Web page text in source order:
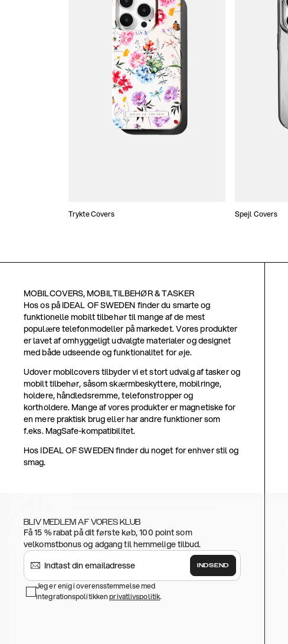
Trykte Covers Spejl Covers
MOBILCOVERS, MOBILTILBEHØR & TASKER
Hos os på IDEAL OF SWEDEN finder du smarte og
funktionelle mobilt tilbehør til mange af de mest
populære telefonmodeller på markedet. Vores produkter
er lavet af omhyggeligt udvalgte materialer og designet
med både udseende og funktionalitet for øje.
Udover mobilcovers tilbyder vi et stort udvalg af tasker og
mobilt tilbehør, såsom skærmbeskyttere, mobilringe,
holdere, håndledsremme, telefonstropper og
kortholdere. Mange af vores produkter er magnetiske for
en mere praktisk brug eller har andre funktioner som
f.eks. MagSafe-kompatibilitet.
Hos IDEAL OF SWEDEN finder du noget for enhver stil og
smag.
BLIV MEDLEM AF VORES KLUB
Få 15 % rabat på dit første køb, 100 point som
velkomstbonus og adgang til hemmelige tilbud.
INDSEND
Jeg er enig i overensstemmelse med
integrationspolitikkenprivatlivspolitik.